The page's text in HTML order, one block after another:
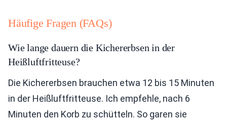
Häufige Fragen (FAQs)
Wie lange dauern die Kichererbsen in der
Heißluftfritteuse?
Die Kichererbsen brauchen etwa 12 bis 15 Minuten
in der Heißluftfritteuse. Ich empfehle, nach 6
Minuten den Korb zu schütteln. So garen sie